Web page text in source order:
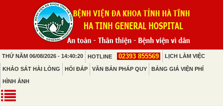
THỨ NĂM 06/08/2026 - 14:40:20 HOTLINE 02393 855569 LỊCH LÀM VIỆC
KHẢO SÁT HÀI LÒNG HỎI ĐÁP VĂN BẢN PHÁP QUY BẢNG GIÁ VIỆN PHÍ
HÌNH ẢNH